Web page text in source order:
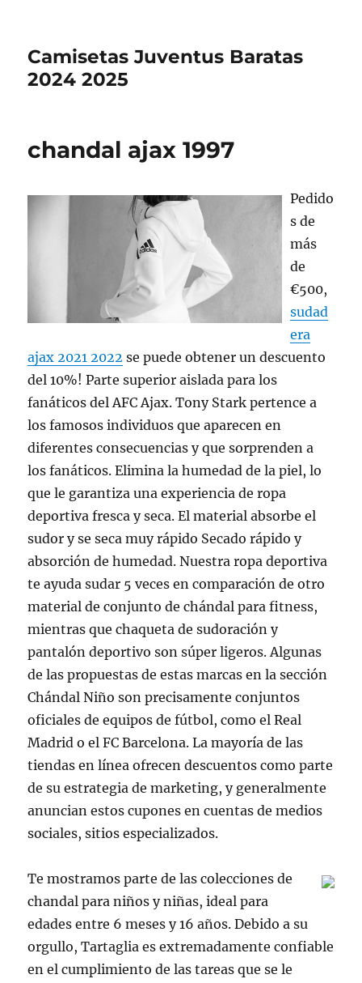
Camisetas Juventus Baratas
2024 2025
chandal ajax 1997
Pedido
s de
más
de
€500,
sudad
era
ajax 2021 2022 se puede obtener un descuento
del 10%! Parte superior aislada para los
fanáticos del AFC Ajax. Tony Stark pertence a
los famosos individuos que aparecen en
diferentes consecuencias y que sorprenden a
los fanáticos. Elimina la humedad de la piel, lo
que le garantiza una experiencia de ropa
deportiva fresca y seca. El material absorbe el
sudor y se seca muy rápido Secado rápido y
absorción de humedad. Nuestra ropa deportiva
te ayuda sudar 5 veces en comparación de otro
material de conjunto de chándal para fitness,
mientras que chaqueta de sudoración y
pantalón deportivo son súper ligeros. Algunas
de las propuestas de estas marcas en la sección
Chándal Niño son precisamente conjuntos
oficiales de equipos de fútbol, como el Real
Madrid o el FC Barcelona. La mayoría de las
tiendas en línea ofrecen descuentos como parte
de su estrategia de marketing, y generalmente
anuncian estos cupones en cuentas de medios
sociales, sitios especializados.
Te mostramos parte de las colecciones de
chandal para niños y niñas, ideal para
edades entre 6 meses y 16 años. Debido a su
orgullo, Tartaglia es extremadamente confiable
en el cumplimiento de las tareas que se le